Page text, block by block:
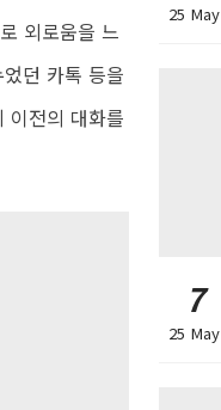
외로움을 느
던 카톡 등을
이전의 대화를
25 May
7
25 May